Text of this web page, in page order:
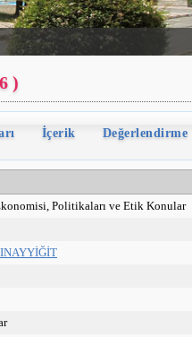
)
İçerik Değerlendirme
Politikaları ve Etik Konular